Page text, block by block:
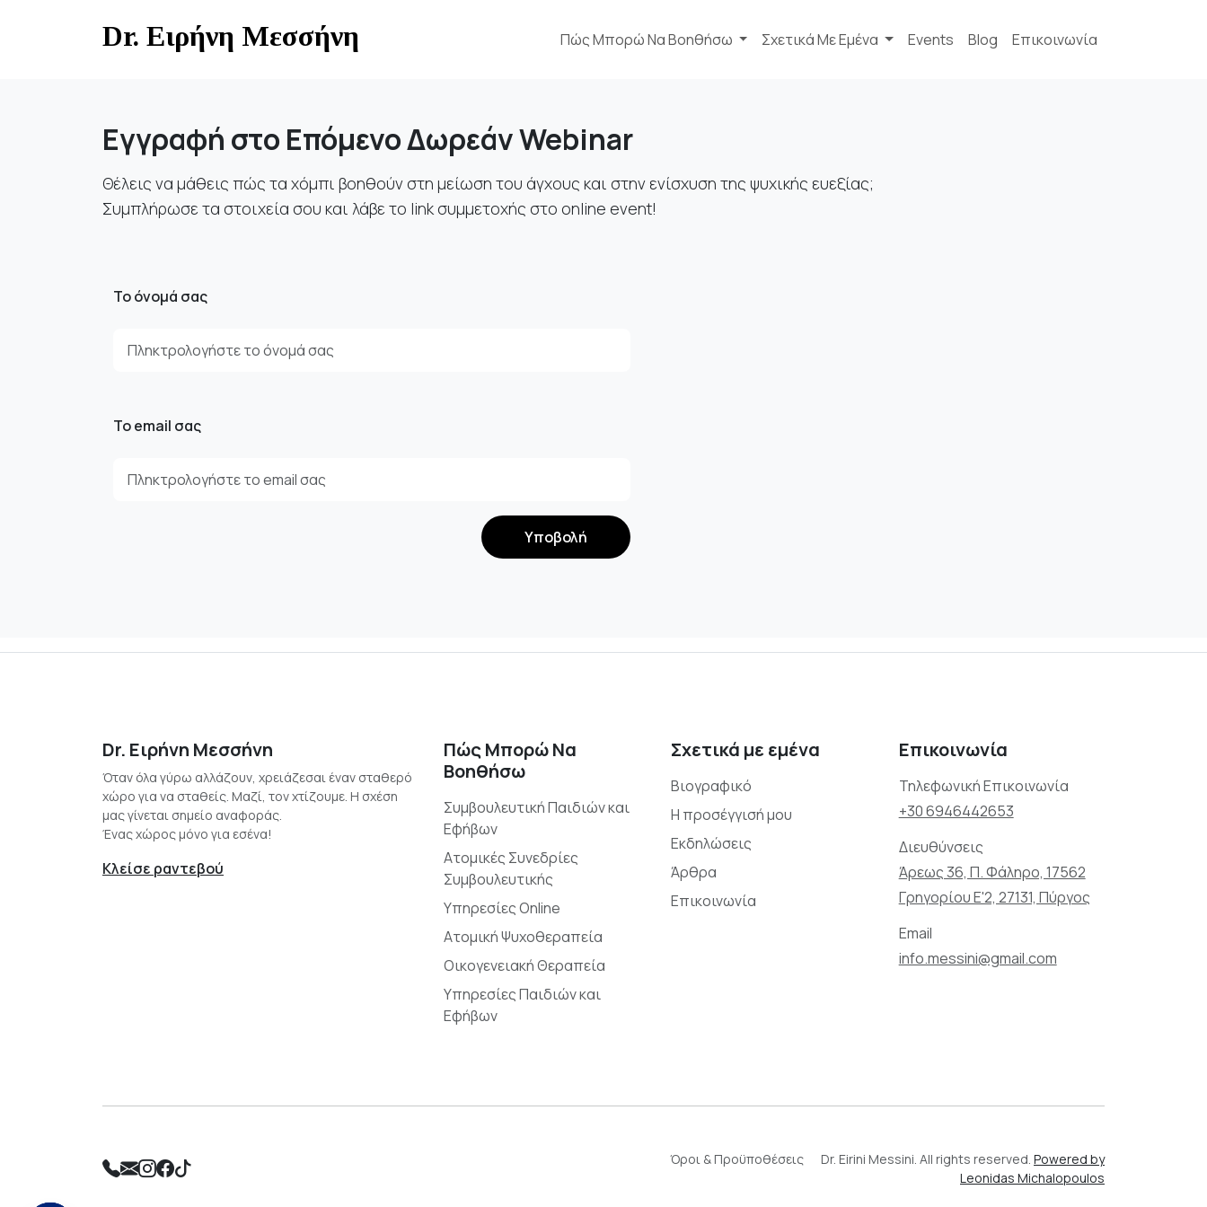
Dr. Ειρήνη Μεσσήνη Πώς Μπορώ Να Βοηθήσω Σχετικά Με Εμένα Events Blog Επικοινωνία
Εγγραφή στο Επόμενο Δωρεάν Webinar
Θέλεις να μάθεις πώς τα χόμπι βοηθούν στη μείωση του άγχους και στην ενίσχυση της ψυχικής ευεξίας;
Συμπλήρωσε τα στοιχεία σου και λάβε το link συμμετοχής στο online event!
Το όνομά σας
Το email σας
Dr. Ειρήνη Μεσσήνη
Όταν όλα γύρω αλλάζουν, χρειάζεσαι έναν σταθερό
χώρο για να σταθείς. Μαζί, τον χτίζουμε. Η σχέση
μας γίνεται σημείο αναφοράς.
Ένας χώρος μόνο για εσένα!
Κλείσε ραντεβού
Πώς Μπορώ Να
Βοηθήσω
Συμβουλευτική Παιδιών και
Εφήβων
Ατομικές Συνεδρίες
Συμβουλευτικής
Υπηρεσίες Online
Ατομική Ψυχοθεραπεία
Οικογενειακή Θεραπεία
Υπηρεσίες Παιδιών και
Εφήβων
Σχετικά με εμένα
Βιογραφικό
Η προσέγγισή μου
Εκδηλώσεις
Άρθρα
Επικοινωνία
Επικοινωνία
Τηλεφωνική Επικοινωνία
+30 6946442653
Διευθύνσεις
Άρεως 36, Π. Φάληρο, 17562
Γρηγορίου Ε'2, 27131, Πύργος
Email
info.messini@gmail.com
Όροι & Προϋποθέσεις Dr. Eirini Messini. All rights reserved. Powered by
Leonidas Michalopoulos